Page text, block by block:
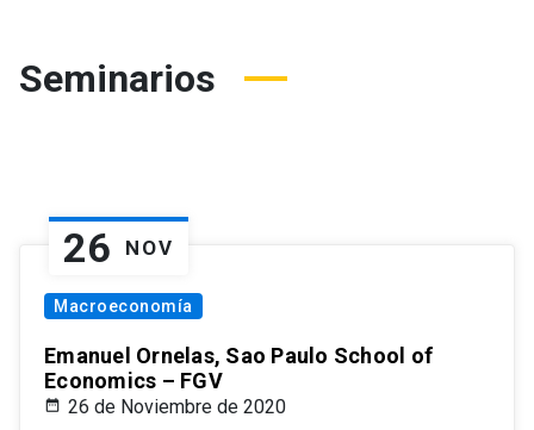
Seminarios
26 NOV
Macroeconomía
Emanuel Ornelas, Sao Paulo School of
Economics – FGV
26 de Noviembre de 2020